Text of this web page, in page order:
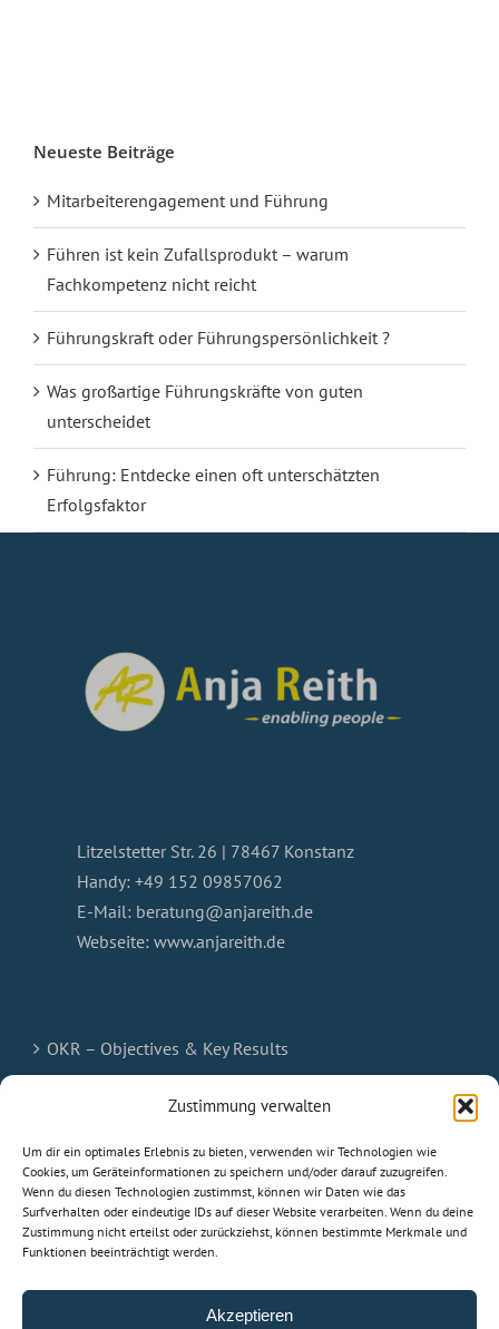
Zustimmung verwalten
Um dir ein optimales Erlebnis zu bieten, verwenden wir Technologien wie
Cookies, um Geräteinformationen zu speichern und/oder darauf zuzugreifen.
Wenn du diesen Technologien zustimmst, können wir Daten wie das
Surfverhalten oder eindeutige IDs auf dieser Website verarbeiten. Wenn du deine
Zustimmung nicht erteilst oder zurückziehst, können bestimmte Merkmale und
Funktionen beeinträchtigt werden.
Akzeptieren
Neueste Beiträge
Mitarbeiterengagement und Führung
Führen ist kein Zufallsprodukt – warum
Fachkompetenz nicht reicht
Führungskraft oder Führungspersönlichkeit ?
Was großartige Führungskräfte von guten
unterscheidet
Führung: Entdecke einen oft unterschätzten
Erfolgsfaktor
Litzelstetter Str. 26 | 78467 Konstanz
Handy: +49 152 09857062
E-Mail: beratung@anjareith.de
Webseite: www.anjareith.de
OKR – Objectives & Key Results
Termin vereinbaren
Impressum
Datenschutz
Cookie-Richtlinie (EU)